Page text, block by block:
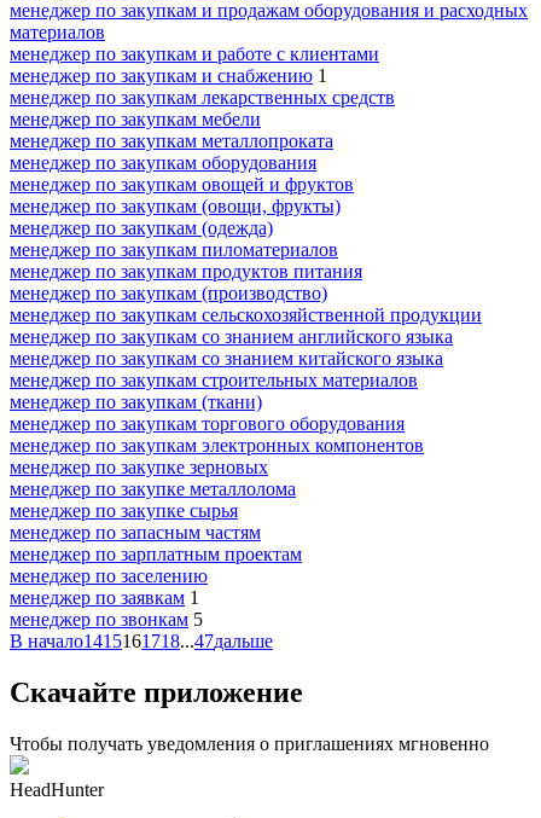
менеджер по закупкам и продажам оборудования и расходных
материалов
менеджер по закупкам и работе с клиентами
менеджер по закупкам и снабжению 1
менеджер по закупкам лекарственных средств
менеджер по закупкам мебели
менеджер по закупкам металлопроката
менеджер по закупкам оборудования
менеджер по закупкам овощей и фруктов
менеджер по закупкам (овощи, фрукты)
менеджер по закупкам (одежда)
менеджер по закупкам пиломатериалов
менеджер по закупкам продуктов питания
менеджер по закупкам (производство)
менеджер по закупкам сельскохозяйственной продукции
менеджер по закупкам со знанием английского языка
менеджер по закупкам со знанием китайского языка
менеджер по закупкам строительных материалов
менеджер по закупкам (ткани)
менеджер по закупкам торгового оборудования
менеджер по закупкам электронных компонентов
менеджер по закупке зерновых
менеджер по закупке металлолома
менеджер по закупке сырья
менеджер по запасным частям
менеджер по зарплатным проектам
менеджер по заселению
менеджер по заявкам 1
менеджер по звонкам 5
В начало1415161718...47дальше
Скачайте приложение
Чтобы получать уведомления о приглашениях мгновенно
HeadHunter